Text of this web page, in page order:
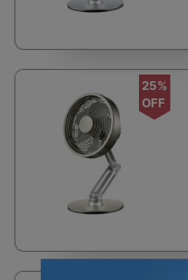
25%
OFF